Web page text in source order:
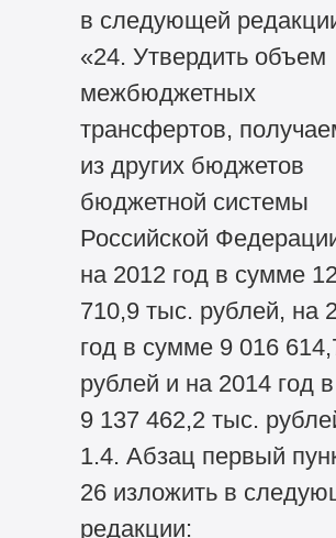
в следующей
«24. Утвердить объем
межбюджетных
трансфертов,
из других бюджетов
бюджетной системы
Российской
на 2012 год в сумме
710,9 тыс. рублей, на
год в сумме 9 016
рублей и на 2014 год
9 137 462,2 тыс.
1.4. Абзац первый
26 изложить в
редакции: